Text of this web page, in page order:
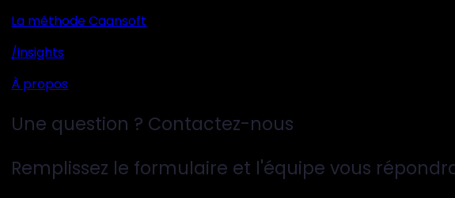
La méthode Caansoft
/insights
À propos
Une question ? Contactez-nous
Remplissez le formulaire et l'équipe vous